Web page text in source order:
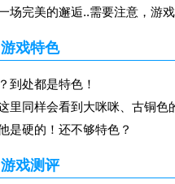
场完美的邂逅..需要注意，游
游戏特色
到处都是特色！
里同样会看到大咪咪、古铜色
是硬的！还不够特色？
游戏测评